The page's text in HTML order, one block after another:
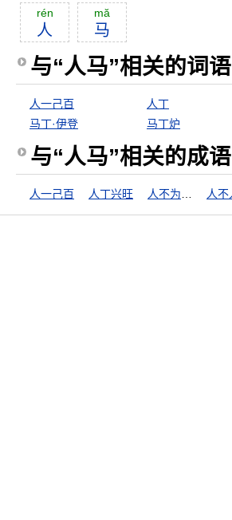
rén
人
mă
马
与“人马”相关的词语
人一己百 人丁
马丁·伊登
马丁炉
与“人马”相关的成语
人一己百 人丁兴旺